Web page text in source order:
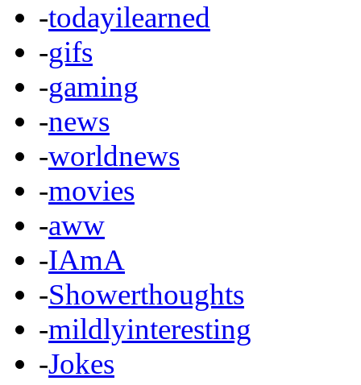
-todayilearned
-gifs
-gaming
-news
-worldnews
-movies
-aww
-IAmA
-Showerthoughts
-mildlyinteresting
-Jokes